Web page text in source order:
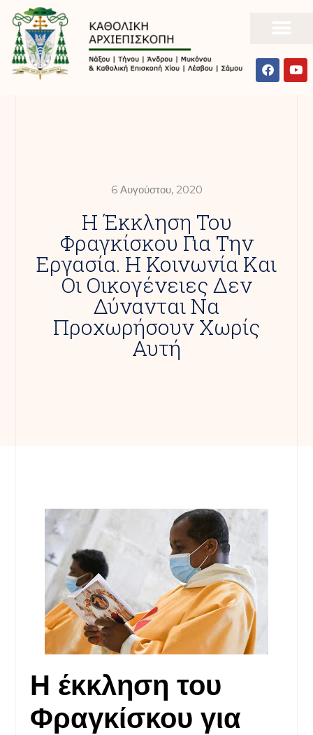
6 Αυγούστου, 2020
Η Έκκληση Του
Φραγκίσκου Για Την
Εργασία. Η Κοινωνία Και
Οι Οικογένειες Δεν
Δύνανται Να
Προχωρήσουν Χωρίς
Αυτή
Η έκκληση του
Φραγκίσκου για